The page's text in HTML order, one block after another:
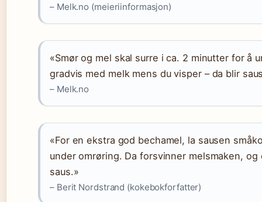
– Melk.no (meieriinformasjon)
«Smør og mel skal surre i ca. 2 minutter for å
gradvis med melk mens du visper – da blir
– Melk.no
«For en ekstra god bechamel, la sausen
under omrøring. Da forsvinner melsmaken,
saus.»
– Berit Nordstrand (kokebokforfatter)